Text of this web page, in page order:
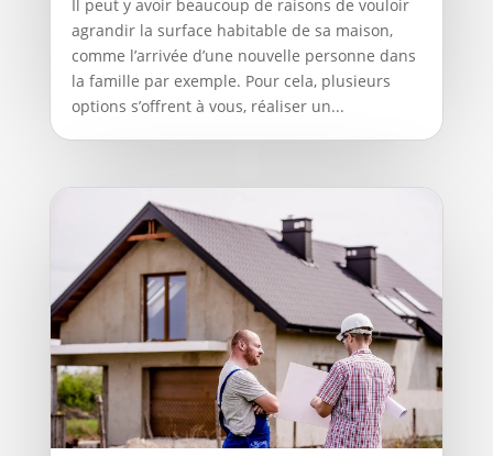
Il peut y avoir beaucoup de raisons de vouloir
agrandir la surface habitable de sa maison,
comme l’arrivée d’une nouvelle personne dans
la famille par exemple. Pour cela, plusieurs
options s’offrent à vous, réaliser un...